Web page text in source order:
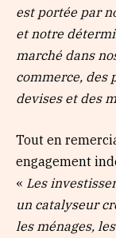
est portée par
et notre
marché dans
commerce, des
devises et des
Tout en
engagement
« Les
un catalyseur
les ménages,